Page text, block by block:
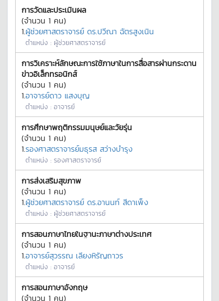
การวัดและประเมินผล
(จำนวน 1 คน)
1.ผู้ช่วยศาสตราจารย์ ดร.ปวีณา ฉัตรสูงเนิน
ตำแหน่ง : ผู้ช่วยศาสตราจารย์
การวิเคราะห์ลักษณะการใช้ภาษาในการสื่อสารผ่านกระดาน
ข่าวอิเล็กทรอนิกส์
(จำนวน 1 คน)
1.อาจารย์ดาว แสงบุญ
ตำแหน่ง : อาจารย์
การศึกษาพฤติกรรมมนุษย์และวัยรุ่น
(จำนวน 1 คน)
1.รองศาสตราจารย์มธุรส สว่างบำรุง
ตำแหน่ง : รองศาสตราจารย์
การส่งเสริมสุขภาพ
(จำนวน 1 คน)
1.ผู้ช่วยศาสตราจารย์ ดร.อานนท์ สีดาเพ็ง
ตำแหน่ง : ผู้ช่วยศาสตราจารย์
การสอนภาษาไทยในฐานะภาษาต่างประเทศ
(จำนวน 1 คน)
1.อาจารย์สุวรรณ เลียงหิรัญถาวร
ตำแหน่ง : อาจารย์
การสอนภาษาอังกฤษ
(จำนวน 1 คน)